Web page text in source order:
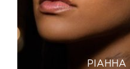
РІАННА